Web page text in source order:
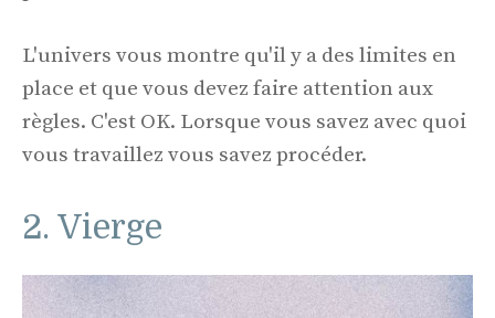
L'univers vous montre qu'il y a des limites en
place et que vous devez faire attention aux
règles. C'est OK. Lorsque vous savez avec quoi
vous travaillez vous savez procéder.
2. Vierge